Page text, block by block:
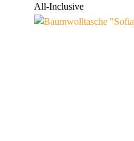
All-Inclusive